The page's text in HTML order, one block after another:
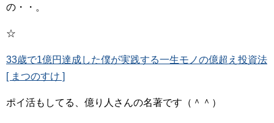
の・・。
☆
33歳で1億円達成した僕が実践する一生モノの億超え投資法
[ まつのすけ ]
ポイ活もしてる、億り人さんの名著です（＾＾）